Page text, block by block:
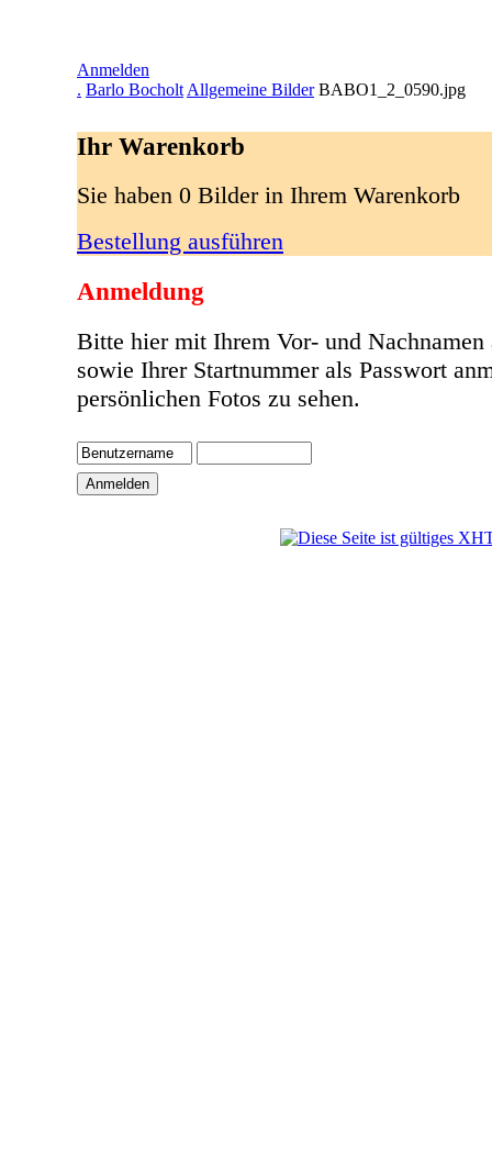
Anmelden
. Barlo Bocholt Allgemeine Bilder BABO1_2_0590.jpg
Ihr Warenkorb
Sie haben 0 Bilder in Ihrem Warenkorb
Bestellung ausführen
Anmeldung
Bitte hier mit Ihrem Vor- und Nachnamen
sowie Ihrer Startnummer als Passwort
persönlichen Fotos zu sehen.